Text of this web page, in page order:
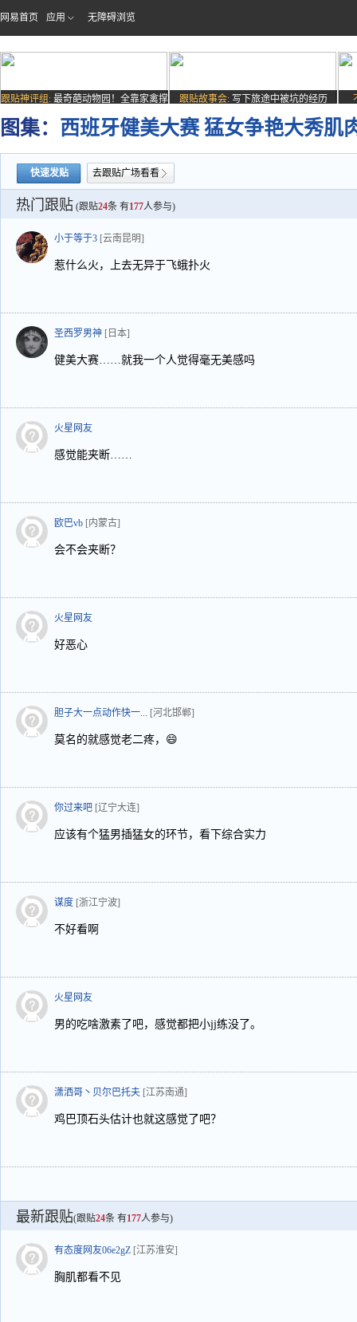
网易首页 应用 无障碍浏览
跟贴神评组: 最奇葩动物园！全靠家禽撑
场子
跟贴故事会: 写下旅途中被坑的经历
图集： 西班牙健美大赛 猛女争艳大秀肌
快速发贴 去跟贴广场看看
热门跟贴 (跟贴24条 有177人参与)
小于等于3 [云南昆明]
惹什么火，上去无异于飞蛾扑火
圣西罗男神 [日本]
健美大赛……就我一个人觉得毫无美感吗
火星网友
感觉能夹断……
欧巴vb [内蒙古]
会不会夹断？
火星网友
好恶心
胆子大一点动作快一... [河北邯郸]
莫名的就感觉老二疼，😄
你过来吧 [辽宁大连]
应该有个猛男插猛女的环节，看下综合实力
谋度 [浙江宁波]
不好看啊
火星网友
男的吃啥激素了吧，感觉都把小jj练没了。
潇洒哥丶贝尔巴托夫 [江苏南通]
鸡巴顶石头估计也就这感觉了吧？
最新跟贴(跟贴24条 有177人参与)
有态度网友06e2gZ [江苏淮安]
胸肌都看不见